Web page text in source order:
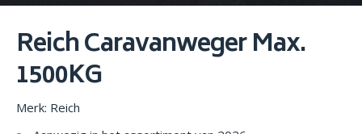
Reich Caravanweger Max.
1500KG
Merk: Reich